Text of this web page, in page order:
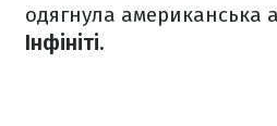
одягнула американська
Інфініті.